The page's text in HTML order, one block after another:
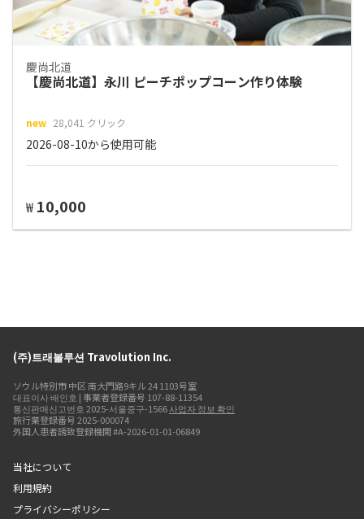
慶尚北道
【慶尚北道】永川 ピーチポップコーン作り体験
new 28,041 クリック
2026-08-10から使用可能
₩ 10,000
(주)트래볼루션 Travolution Inc.
ソウル特別市 中区 南大門路9キル 24 1103号室
대표이사 배인호 | 事業者登録番号 107-88-11354
통신판매신고번호 2025-서울중구-1566사업자 정보 확인
旅行業登録番号 2025-000074
外国人患者誘致登録機関 #A-2026-01-01-06849
当社について
利用規約
プライバシーポリシー